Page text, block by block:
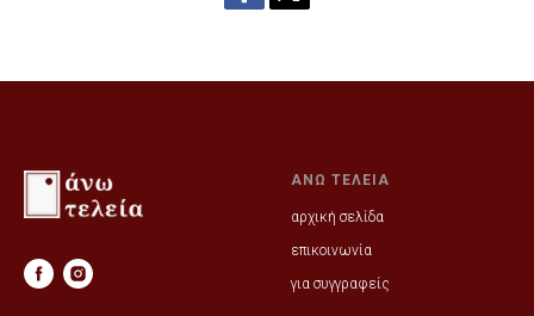
ΑΝΩ ΤΕΛΕΙΑ
αρχική σελίδα
επικοινωνία
για συγγραφείς